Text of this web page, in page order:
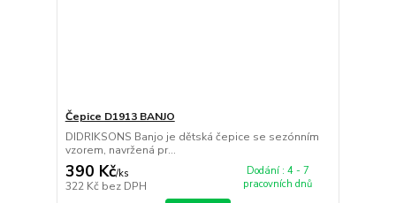
Čepice D1913 BANJO
DIDRIKSONS Banjo je dětská čepice se sezónním
vzorem, navržená pr...
390 Kč/ks
322 Kč bez DPH
Dodání : 4 - 7
pracovních dnů